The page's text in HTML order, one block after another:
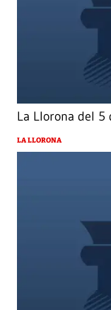
La Llorona del 5
LA LLORONA